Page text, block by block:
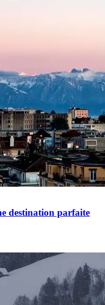
destination parfaite